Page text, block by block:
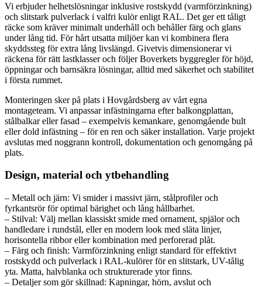
Vi erbjuder helhetslösningar inklusive rostskydd (varmförzinkning)
och slitstark pulverlack i valfri kulör enligt RAL. Det ger ett tåligt
räcke som kräver minimalt underhåll och behåller färg och glans
under lång tid. För hårt utsatta miljöer kan vi kombinera flera
skyddssteg för extra lång livslängd. Givetvis dimensionerar vi
räckena för rätt lastklasser och följer Boverkets byggregler för höjd,
öppningar och barnsäkra lösningar, alltid med säkerhet och stabilitet
i första rummet.
Monteringen sker på plats i Hovgårdsberg av vårt egna
montageteam. Vi anpassar infästningarna efter balkongplattan,
stålbalkar eller fasad – exempelvis kemankare, genomgående bult
eller dold infästning – för en ren och säker installation. Varje projekt
avslutas med noggrann kontroll, dokumentation och genomgång på
plats.
Design, material och ytbehandling
– Metall och järn: Vi smider i massivt järn, stålprofiler och
fyrkantsrör för optimal bärighet och lång hållbarhet.
– Stilval: Välj mellan klassiskt smide med ornament, spjälor och
handledare i rundstål, eller en modern look med släta linjer,
horisontella ribbor eller kombination med perforerad plåt.
– Färg och finish: Varmförzinkning enligt standard för effektivt
rostskydd och pulverlack i RAL-kulörer för en slitstark, UV-tålig
yta. Matta, halvblanka och strukturerade ytor finns.
– Detaljer som gör skillnad: Kapningar, hörn, avslut och